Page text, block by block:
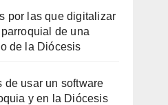
por las que digitalizar
de una
de la Diócesis
de usar un software
y en la Diócesis